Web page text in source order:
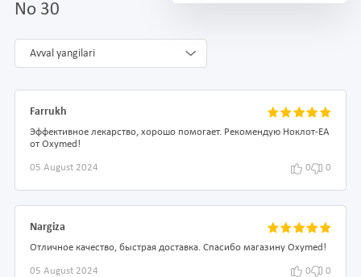
No 30
Avval yangilari
Farrukh
Эффективное лекарство, хорошо помогает. Рекомендую Ноклот-ЕА
от Oxymed!
05 August 2024 0 0
Nargiza
Отличное качество, быстрая доставка. Спасибо магазину Oxymed!
05 August 2024 0 0